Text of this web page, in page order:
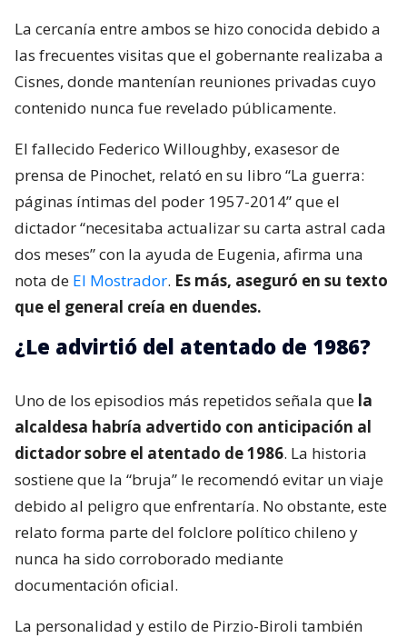
La cercanía entre ambos se hizo conocida debido a
las frecuentes visitas que el gobernante realizaba a
Cisnes, donde mantenían reuniones privadas cuyo
contenido nunca fue revelado públicamente.
El fallecido Federico Willoughby, exasesor de
prensa de Pinochet, relató en su libro “La guerra:
páginas íntimas del poder 1957-2014” que el
dictador “necesitaba actualizar su carta astral cada
dos meses” con la ayuda de Eugenia, afirma una
nota de El Mostrador. Es más, aseguró en su texto
que el general creía en duendes.
¿Le advirtió del atentado de 1986?
Uno de los episodios más repetidos señala que la
alcaldesa habría advertido con anticipación al
dictador sobre el atentado de 1986. La historia
sostiene que la “bruja” le recomendó evitar un viaje
debido al peligro que enfrentaría. No obstante, este
relato forma parte del folclore político chileno y
nunca ha sido corroborado mediante
documentación oficial.
La personalidad y estilo de Pirzio-Biroli también